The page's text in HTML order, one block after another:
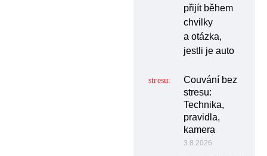
přijít během
chvilky
a otázka,
jestli je auto
Couvání bez
stresu:
Technika,
pravidla,
kamera
3.8.2026